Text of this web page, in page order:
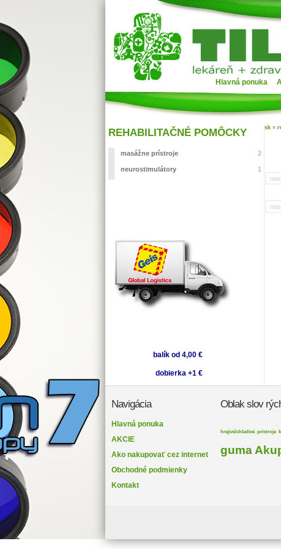
Hlavná ponuka
sk »
REHABILITAČNÉ POMÔCKY
masážne prístroje 2
neurostimulátory 1
balík od 4,00 €
dobierka +1 €
Navigácia
Hlavná ponuka
AKCIE
Ako nakupovať cez internet
Obchodné podmienky
Kontakt
Oblak slov
hrejivé/chladivé prístroje
guma